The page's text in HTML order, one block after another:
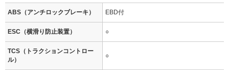
ABS（アンチロックブレーキ） EBD付
ESC（横滑り防止装置） ○
TCS（トラクションコントロー
ル）
○